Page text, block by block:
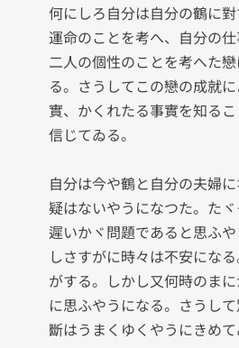
何にしろ自分は自分の鶴に
運命のことを考へ、自分の仕
二人の個性のことを考へた
る。さうしてこの戀の成就
實、かくれたる事實を知る
信じてゐる。
自分は今や鶴と自分の夫婦
疑はないやうになつた。た
遲いかヾ問題であると思ふ
しさすがに時々は不安にな
がする。しかし又何時のま
に思ふやうになる。さうし
斷はうまくゆくやうにきめて